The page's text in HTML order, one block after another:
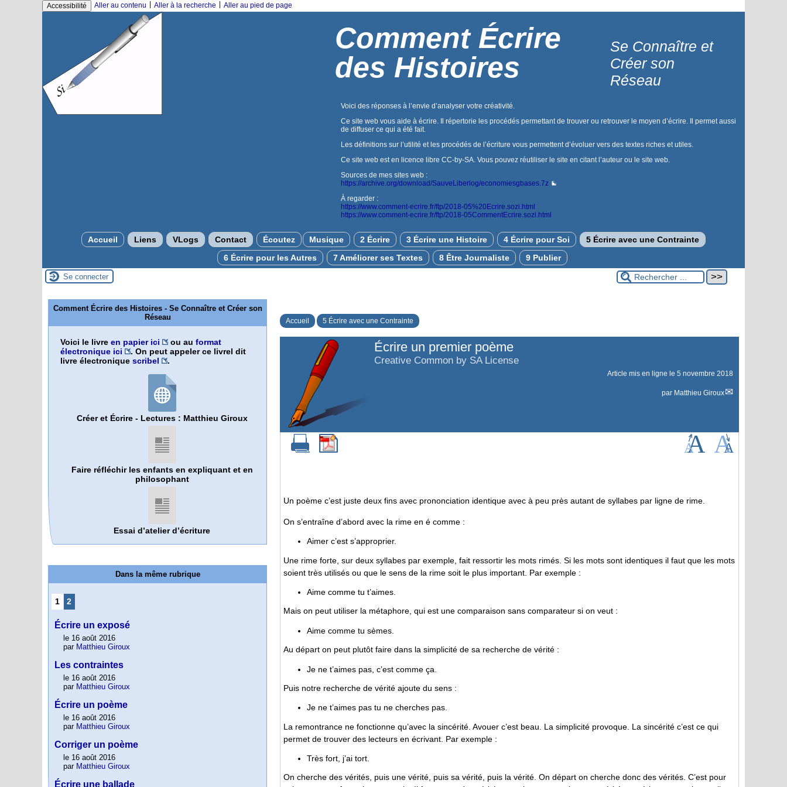
Accessibilité Aller au contenu Aller à la recherche Aller au pied de page
Comment Écrire
des Histoires
Se Connaître et
Créer son
Réseau
Voici des réponses à l’envie d’analyser votre créativité.
Ce site web vous aide à écrire. Il répertorie les procédés permettant de trouver ou retrouver le moyen d’écrire. Il permet aussi
de diffuser ce qui a été fait.
Les définitions sur l’utilité et les procédés de l’écriture vous permettent d’évoluer vers des textes riches et utiles.
Ce site web est en licence libre CC-by-SA. Vous pouvez réutiliser le site en citant l’auteur ou le site web.
Sources de mes sites web :
https://archive.org/download/SauveLiberlog/economiesgbases.7z
À regarder :
https://www.comment-ecrire.fr/ftp/2018-05%20Ecrire.sozi.html
https://www.comment-ecrire.fr/ftp/2018-05CommentEcrire.sozi.html
Accueil Liens VLogs Contact Écoutez Musique 2 Écrire 3 Écrire une Histoire 4 Écrire pour Soi
5 Écrire avec une Contrainte
6 Écrire pour les Autres
7 Améliorer ses Textes 8 Être Journaliste 9 Publier
Se connecter
Accueil 5 Écrire avec une Contrainte
Écrire un premier poème
Creative Common by SA License
Article mis en ligne le 5 novembre 2018
par Matthieu Giroux
Un poème c’est juste deux fins avec prononciation identique avec à peu près autant de syllabes par ligne de rime.
On s’entraîne d’abord avec la rime en é comme :
Aimer c’est s’approprier.
Une rime forte, sur deux syllabes par exemple, fait ressortir les mots rimés. Si les mots sont identiques il faut que les mots
soient très utilisés ou que le sens de la rime soit le plus important. Par exemple :
Aime comme tu t’aimes.
Mais on peut utiliser la métaphore, qui est une comparaison sans comparateur si on veut :
Aime comme tu sèmes.
Au départ on peut plutôt faire dans la simplicité de sa recherche de vérité :
Je ne t’aimes pas, c’est comme ça.
Puis notre recherche de vérité ajoute du sens :
Je ne t’aimes pas tu ne cherches pas.
La remontrance ne fonctionne qu’avec la sincérité. Avouer c’est beau. La simplicité provoque. La sincérité c’est ce qui
permet de trouver des lecteurs en écrivant. Par exemple :
Très fort, j’ai tort.
On cherche des vérités, puis une vérité, puis sa vérité, puis la vérité. On départ on cherche donc des vérités. C’est pour
Comment Écrire des Histoires - Se Connaître et Créer son
Réseau
Voici le livre en papier ici ou au format
électronique ici
. On peut appeler ce livrel dit
livre électronique scribel .
Créer et Écrire - Lectures : Matthieu Giroux
Faire réfléchir les enfants en expliquant et en
philosophant
Essai d’atelier d’écriture
Dans la même rubrique
1 2
Écrire un exposé
le 16 août 2016
par Matthieu Giroux
Les contraintes
le 16 août 2016
par Matthieu Giroux
Écrire un poème
le 16 août 2016
par Matthieu Giroux
Corriger un poème
le 16 août 2016
par Matthieu Giroux
Écrire une ballade